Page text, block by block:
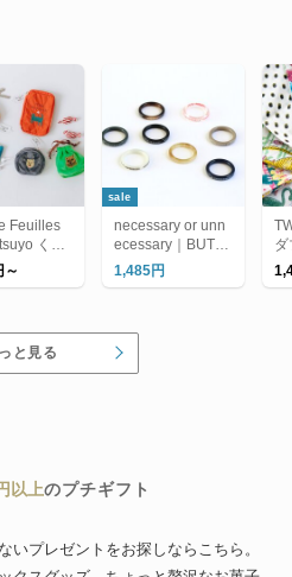
Feuilles
くせ
ズ（ポー
～
sale
necessary or unn
ecessary｜BUTT
ON RING 2/指輪
1,485円
ダ
ス
と見る
以上のプチギフト
いプレゼントをお探しならこちら。